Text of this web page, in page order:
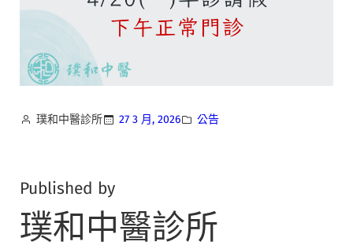
璞和中醫診所 27 3 月, 2026 公告
Published by
璞和中醫診所